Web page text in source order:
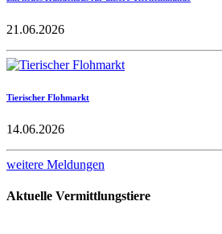
21.06.2026
Tierischer Flohmarkt
14.06.2026
weitere Meldungen
Aktuelle Vermittlungstiere